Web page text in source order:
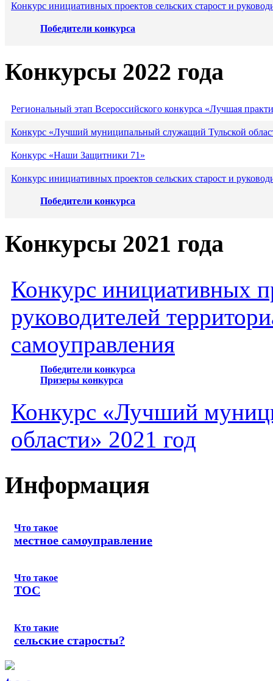
Конкурс инициативных проектов сельских старост и
Победители конкурса
Конкурсы 2022 года
Региональный этап Всероссийского конкурса «Лучшая
Конкурс «Лучший муниципальный служащий Тульской
Конкурс «Наши Защитники 71»
Конкурс инициативных проектов сельских старост и
Победители конкурса
Конкурсы 2021 года
Конкурс инициативных
руководителей
самоуправления
Победители конкурса
Призеры конкурса
Конкурс «Лучший
области» 2021 год
Информация
Что такое
местное самоуправление
Что такое
ТОС
Кто такие
сельские старосты?